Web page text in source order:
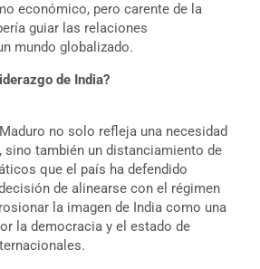
económico, pero carente de la
guiar las relaciones
mundo globalizado.
de India?
no solo refleja una necesidad
sino también un distanciamiento de
que el país ha defendido
de alinearse con el régimen
la imagen de India como una
la democracia y el estado de